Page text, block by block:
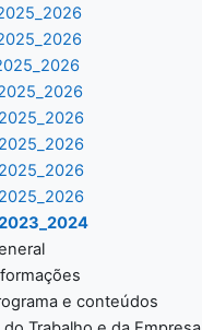
e conteúdos